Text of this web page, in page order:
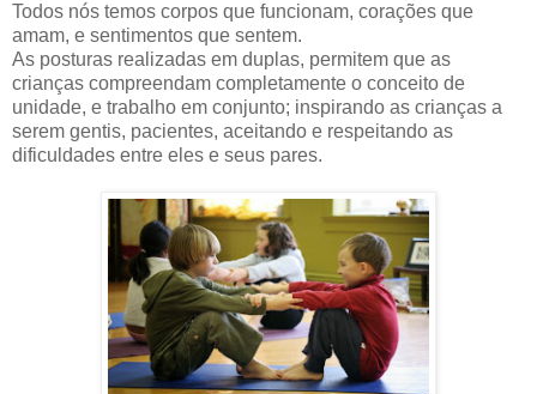
Todos nós temos corpos que funcionam, corações que
amam, e sentimentos que sentem.
As posturas realizadas em duplas, permitem que as
crianças compreendam completamente o conceito de
unidade, e trabalho em conjunto; inspirando as crianças a
serem gentis, pacientes, aceitando e respeitando as
dificuldades entre eles e seus pares.